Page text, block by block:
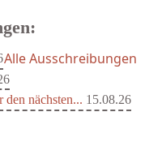
den nächsten... 15.08.26
Alle Ausschreibungen